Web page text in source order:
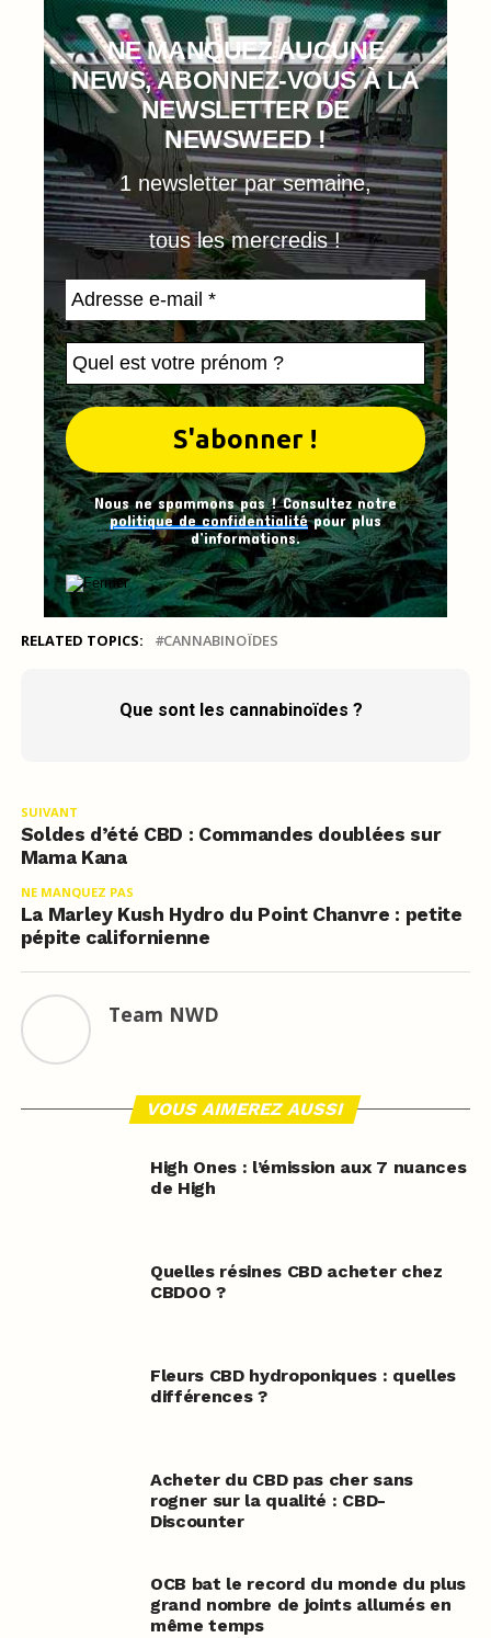
NE MANQUEZ AUCUNE
NEWS, ABONNEZ-VOUS À LA
NEWSLETTER DE
NEWSWEED !
1 newsletter par semaine,
tous les mercredis !
Nous ne spammons pas ! Consultez notre
politique de confidentialitépour plus
d’informations.
RELATED TOPICS: CANNABINOÏDES
Que sont les cannabinoïdes ?
SUIVANT
Soldes d’été CBD : Commandes doublées sur
Mama Kana
NE MANQUEZ PAS
La Marley Kush Hydro du Point Chanvre : petite
pépite californienne
Team NWD
VOUS AIMEREZ AUSSI
High Ones : l’émission aux 7 nuances
de High
Quelles résines CBD acheter chez
CBDOO ?
Fleurs CBD hydroponiques : quelles
différences ?
Acheter du CBD pas cher sans
rogner sur la qualité : CBD-
Discounter
OCB bat le record du monde du plus
grand nombre de joints allumés en
même temps